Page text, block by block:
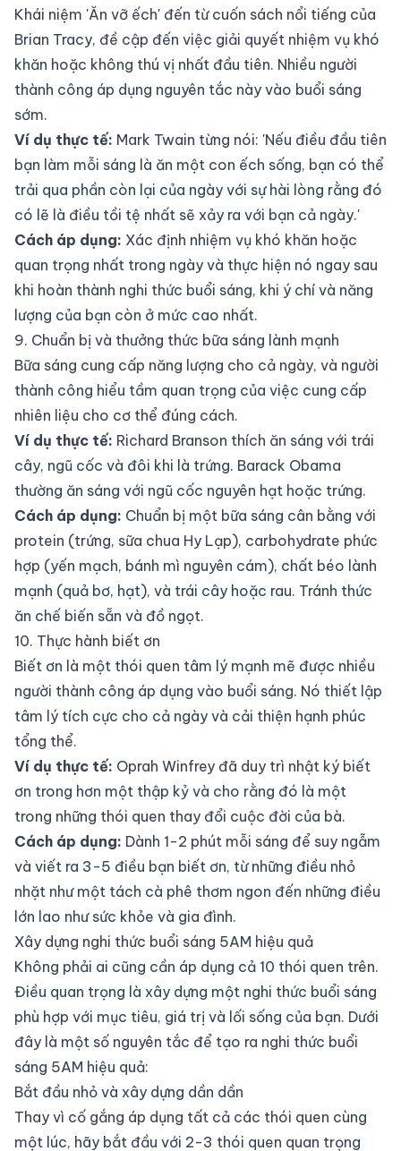
Khái niệm 'Ăn vỡ ếch' đến từ cuốn sách nổi tiếng của
Brian Tracy, đề cập đến việc giải quyết nhiệm vụ khó
khăn hoặc không thú vị nhất đầu tiên. Nhiều người
thành công áp dụng nguyên tắc này vào buổi sáng
sớm.
Ví dụ thực tế: Mark Twain từng nói: 'Nếu điều đầu tiên
bạn làm mỗi sáng là ăn một con ếch sống, bạn có thể
trải qua phần còn lại của ngày với sự hài lòng rằng đó
có lẽ là điều tồi tệ nhất sẽ xảy ra với bạn cả ngày.'
Cách áp dụng: Xác định nhiệm vụ khó khăn hoặc
quan trọng nhất trong ngày và thực hiện nó ngay sau
khi hoàn thành nghi thức buổi sáng, khi ý chí và năng
lượng của bạn còn ở mức cao nhất.
9. Chuẩn bị và thưởng thức bữa sáng lành mạnh
Bữa sáng cung cấp năng lượng cho cả ngày, và người
thành công hiểu tầm quan trọng của việc cung cấp
nhiên liệu cho cơ thể đúng cách.
Ví dụ thực tế: Richard Branson thích ăn sáng với trái
cây, ngũ cốc và đôi khi là trứng. Barack Obama
thường ăn sáng với ngũ cốc nguyên hạt hoặc trứng.
Cách áp dụng: Chuẩn bị một bữa sáng cân bằng với
protein (trứng, sữa chua Hy Lạp), carbohydrate phức
hợp (yến mạch, bánh mì nguyên cám), chất béo lành
mạnh (quả bơ, hạt), và trái cây hoặc rau. Tránh thức
ăn chế biến sẵn và đồ ngọt.
10. Thực hành biết ơn
Biết ơn là một thói quen tâm lý mạnh mẽ được nhiều
người thành công áp dụng vào buổi sáng. Nó thiết lập
tâm lý tích cực cho cả ngày và cải thiện hạnh phúc
tổng thể.
Ví dụ thực tế: Oprah Winfrey đã duy trì nhật ký biết
ơn trong hơn một thập kỷ và cho rằng đó là một
trong những thói quen thay đổi cuộc đời của bà.
Cách áp dụng: Dành 1-2 phút mỗi sáng để suy ngẫm
và viết ra 3-5 điều bạn biết ơn, từ những điều nhỏ
nhặt như một tách cà phê thơm ngon đến những điều
lớn lao như sức khỏe và gia đình.
Xây dựng nghi thức buổi sáng 5AM hiệu quả
Không phải ai cũng cần áp dụng cả 10 thói quen trên.
Điều quan trọng là xây dựng một nghi thức buổi sáng
phù hợp với mục tiêu, giá trị và lối sống của bạn. Dưới
đây là một số nguyên tắc để tạo ra nghi thức buổi
sáng 5AM hiệu quả:
Bắt đầu nhỏ và xây dựng dần dần
Thay vì cố gắng áp dụng tất cả các thói quen cùng
một lúc, hãy bắt đầu với 2-3 thói quen quan trọng